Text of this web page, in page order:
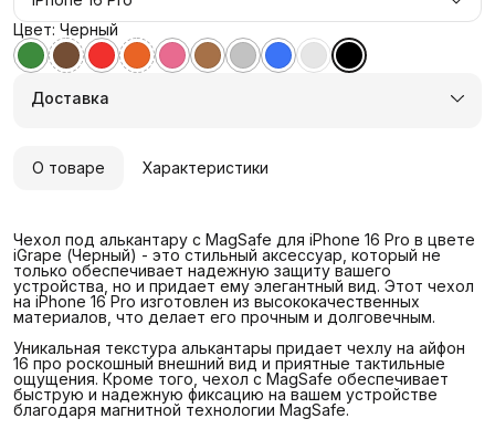
Цвет: Черный
Доставка
О товаре Характеристики
Чехол под алькантару с MagSafe для iPhone 16 Pro в цвете
iGrape (Черный) - это стильный аксессуар, который не
только обеспечивает надежную защиту вашего
устройства, но и придает ему элегантный вид. Этот чехол
на iPhone 16 Pro изготовлен из высококачественных
материалов, что делает его прочным и долговечным.
Уникальная текстура алькантары придает чехлу на айфон
16 про роскошный внешний вид и приятные тактильные
ощущения. Кроме того, чехол с MagSafe обеспечивает
быструю и надежную фиксацию на вашем устройстве
благодаря магнитной технологии MagSafe.